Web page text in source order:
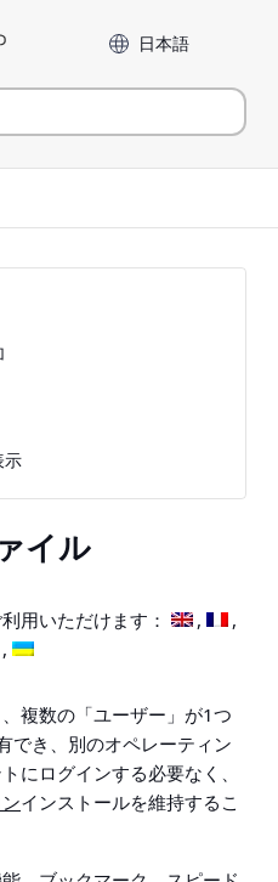
言語
イル
用いただけます：
複数の「ユーザー」が1つ
でき、別のオペレーティン
にログインする必要なく、
インストールを維持するこ
示